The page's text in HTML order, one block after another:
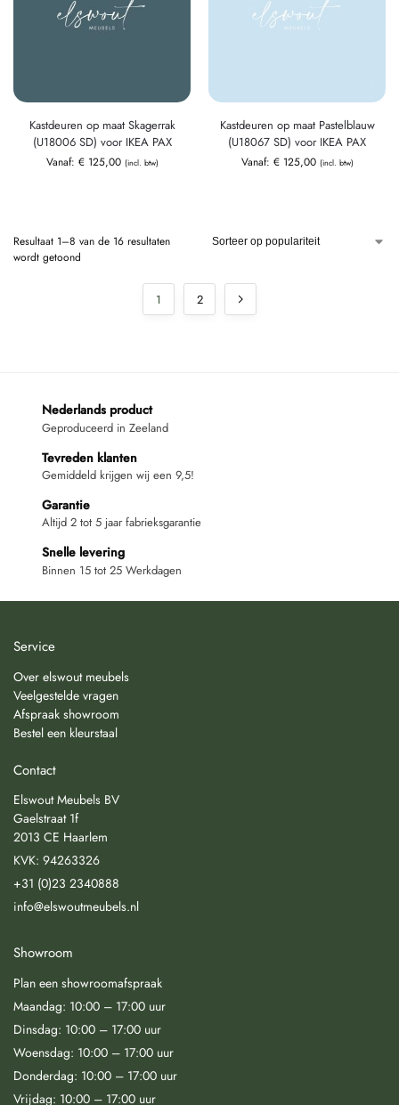
Kastdeuren op maat Skagerrak
(U18006 SD) voor IKEA PAX
Vanaf: €125,00 (incl. btw)
Kastdeuren op maat Pastelblauw
(U18067 SD) voor IKEA PAX
Vanaf: €125,00 (incl. btw)
Resultaat 1–8 van de 16 resultaten
wordt getoond
1 2
Nederlands product
Geproduceerd in Zeeland
Tevreden klanten
Gemiddeld krijgen wij een 9,5!
Garantie
Altijd 2 tot 5 jaar fabrieksgarantie
Snelle levering
Binnen 15 tot 25 Werkdagen
Service
Over elswout meubels
Veelgestelde vragen
Afspraak showroom
Bestel een kleurstaal
Contact
Elswout Meubels BV
Gaelstraat 1f
2013 CE Haarlem
KVK: 94263326
+31 (0)23 2340888
info@elswoutmeubels.nl
Showroom
Plan een showroomafspraak
Maandag: 10:00 – 17:00 uur
Dinsdag: 10:00 – 17:00 uur
Woensdag: 10:00 – 17:00 uur
Donderdag: 10:00 – 17:00 uur
Vrijdag: 10:00 – 17:00 uur